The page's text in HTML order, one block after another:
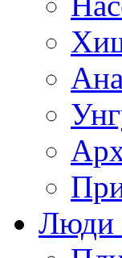
Люди